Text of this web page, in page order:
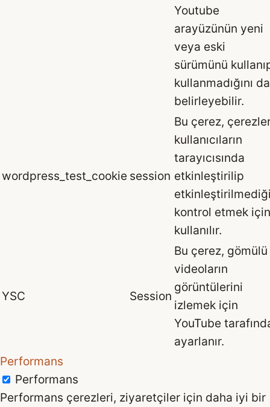
Youtube
arayüzünün yeni
veya eski
sürümünü
kullanmadığını da
belirleyebilir.
wordpress_test_cookie session
Bu çerez,
kullanıcıların
tarayıcısında
etkinleştirilip
kontrol etmek için
kullanılır.
YSC Session
Bu çerez, gömülü
videoların
görüntülerini
izlemek için
YouTube
ayarlanır.
Performans
Performans
Performans çerezleri, ziyaretçiler için daha iyi bir